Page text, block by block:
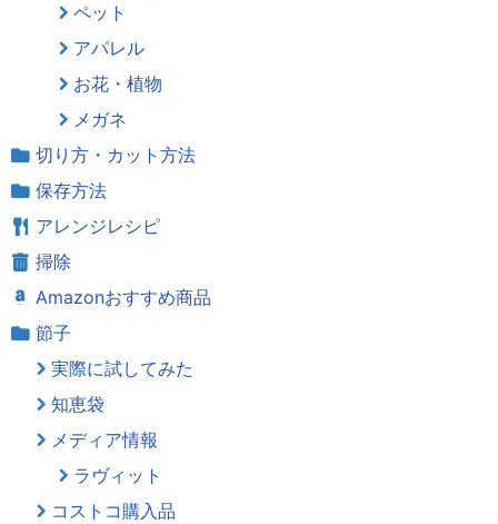
ペット
アパレル
お花・植物
メガネ
切り方・カット方法
保存方法
アレンジレシピ
掃除
Amazonおすすめ商品
節子
実際に試してみた
知恵袋
メディア情報
ラヴィット
コストコ購入品